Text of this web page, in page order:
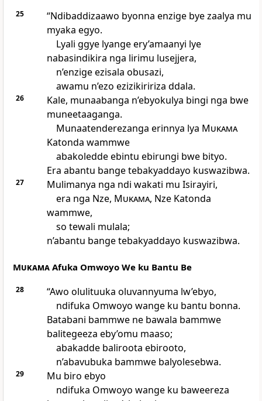
25
“Ndibaddizaawo byonna enzige bye zaalya mu
myaka egyo.
Lyali ggye lyange ery’amaanyi lye
nabasindikira nga lirimu lusejjera,
n’enzige ezisala obusazi,
awamu n’ezo ezizikiririza ddala.
26
Kale, munaabanga n’ebyokulya bingi nga bwe
muneetaaganga.
Munaatenderezanga erinnya lya Mukama
Katonda wammwe
abakoledde ebintu ebirungi bwe bityo.
Era abantu bange tebakyaddayo kuswazibwa.
27
Mulimanya nga ndi wakati mu Isirayiri,
era nga Nze, Mukama, Nze Katonda
wammwe,
so tewali mulala;
n’abantu bange tebakyaddayo kuswazibwa.
Mukama Afuka Omwoyo We ku Bantu Be
28
“Awo olulituuka oluvannyuma lw’ebyo,
ndifuka Omwoyo wange ku bantu bonna.
Batabani bammwe ne bawala bammwe
balitegeeza eby’omu maaso;
abakadde baliroota ebirooto,
n’abavubuka bammwe balyolesebwa.
29
Mu biro ebyo
ndifuka Omwoyo wange ku baweereza